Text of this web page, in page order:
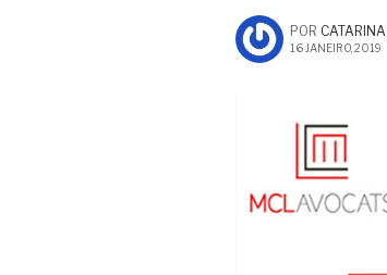
POR
16 JANEIRO, 2019